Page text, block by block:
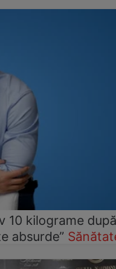
10 kilograme
absurde”